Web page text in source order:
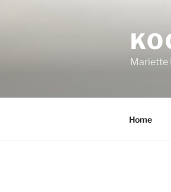
Mariette
Home